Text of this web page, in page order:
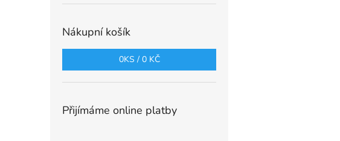
Nákupní košík
0KS / 0 KČ
Přijímáme online platby